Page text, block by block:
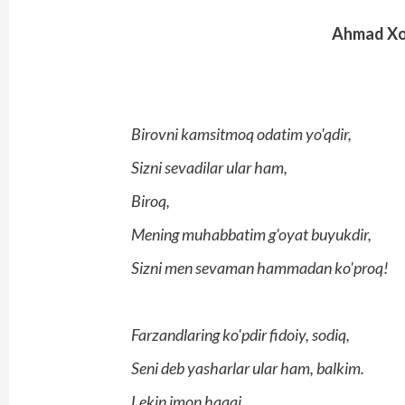
Ahmad
Birovni kamsitmoq odatim yo'qdir,
Sizni sevadilar ular ham,
Biroq,
Mening muhabbatim g'oyat buyukdir,
Sizni men sevaman hammadan ko'proq!
Farzandlaring ko'pdir fidoiy, sodiq,
Seni deb yasharlar ular ham, balkim.